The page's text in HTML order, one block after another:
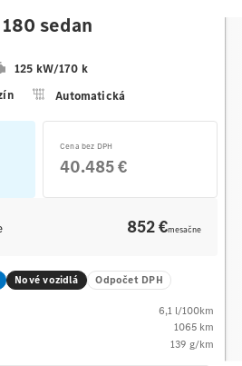
180 sedan
125 kW/170 k
Automatická
Cena bez DPH
40.485 €
852 €mesačne
Nové vozidlá Odpočet DPH
6,1 l/100km
1065 km
139 g/km